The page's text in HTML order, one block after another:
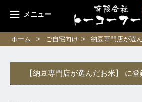
メニュー
ホーム > ご自宅向け > 納豆専門店が選
【納豆専門店が選んだお米】 に